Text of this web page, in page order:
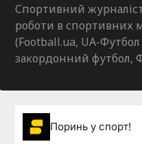
Спортивний
роботи в спортивних
(Football.ua, UA-Футбол
закордонний футбол,
Поринь у спорт!